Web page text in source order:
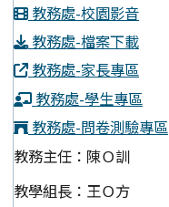
教務處-校園影音
教務處-檔案下載
教務處-家長專區
教務處-學生專區
教務處-問卷測驗專區
教務主任：陳Ｏ訓
教學組長：王Ｏ方